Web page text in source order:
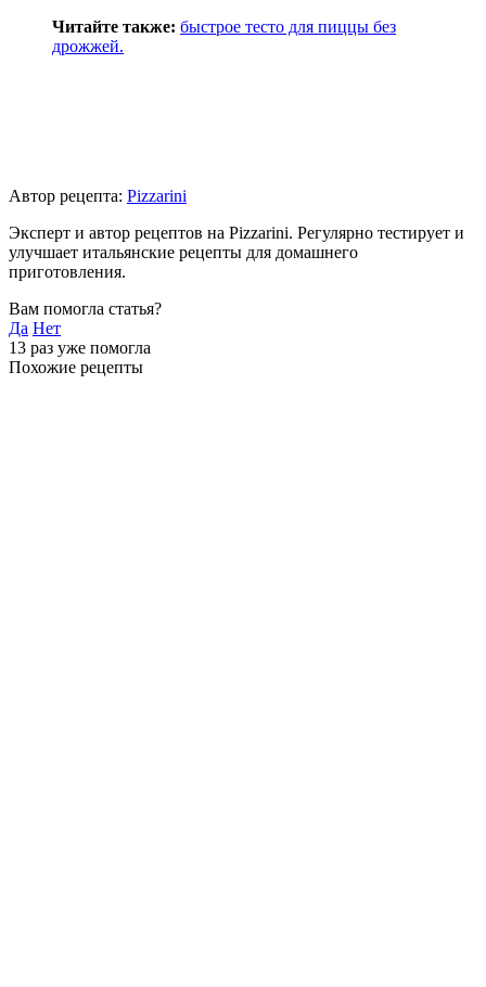
Читайте также: быстрое тесто для пиццы без
дрожжей.
Автор рецепта: Pizzarini
Эксперт и автор рецептов на Pizzarini. Регулярно тестирует и
улучшает итальянские рецепты для домашнего
приготовления.
Вам помогла статья?
Да Нет
13 раз уже помогла
Похожие рецепты